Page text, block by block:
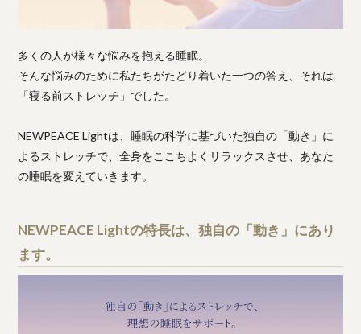
多くの人が様々な悩みを抱える睡眠。
そんな悩みのために私たちがたどり着いた一つの答え、それは
「寝る前ストレッチ」でした。
NEWPEACE Lightは、睡眠の科学に基づいた独自の「動き」に
よるストレッチで、全身をここちよくリラックスさせ、あなた
の睡眠を変えていきます。
NEWPEACE Lightの特長は、独自の「動き」にあり
ます。